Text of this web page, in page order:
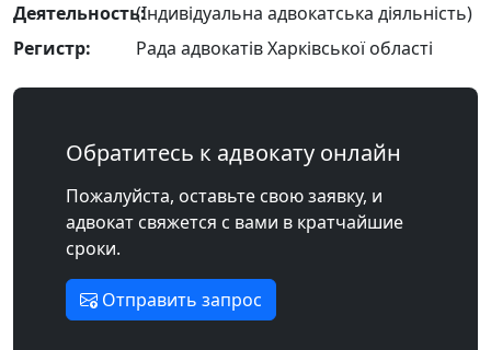
Деятельность:(Індивідуальна адвокатська діяльність)
Регистр:
Рада адвокатів Харківської області
Обратитесь к адвокату онлайн
Пожалуйста, оставьте свою заявку, и
адвокат свяжется с вами в кратчайшие
сроки.
Отправить запрос